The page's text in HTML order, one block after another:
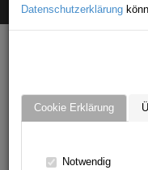
Datenschutzerklärung
Cookie Erklärung
Notwendig
Home Premium-Partner